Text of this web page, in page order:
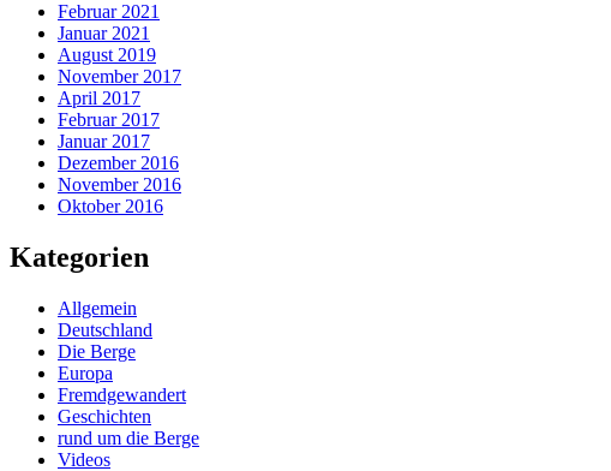
Februar 2021
Januar 2021
August 2019
November 2017
April 2017
Februar 2017
Januar 2017
Dezember 2016
November 2016
Oktober 2016
Kategorien
Allgemein
Deutschland
Die Berge
Europa
Fremdgewandert
Geschichten
rund um die Berge
Videos